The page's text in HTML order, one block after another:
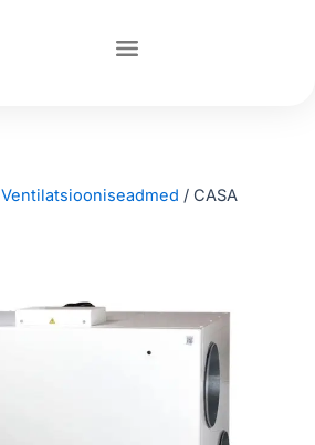
Ventilatsiooniseadmed / CASA